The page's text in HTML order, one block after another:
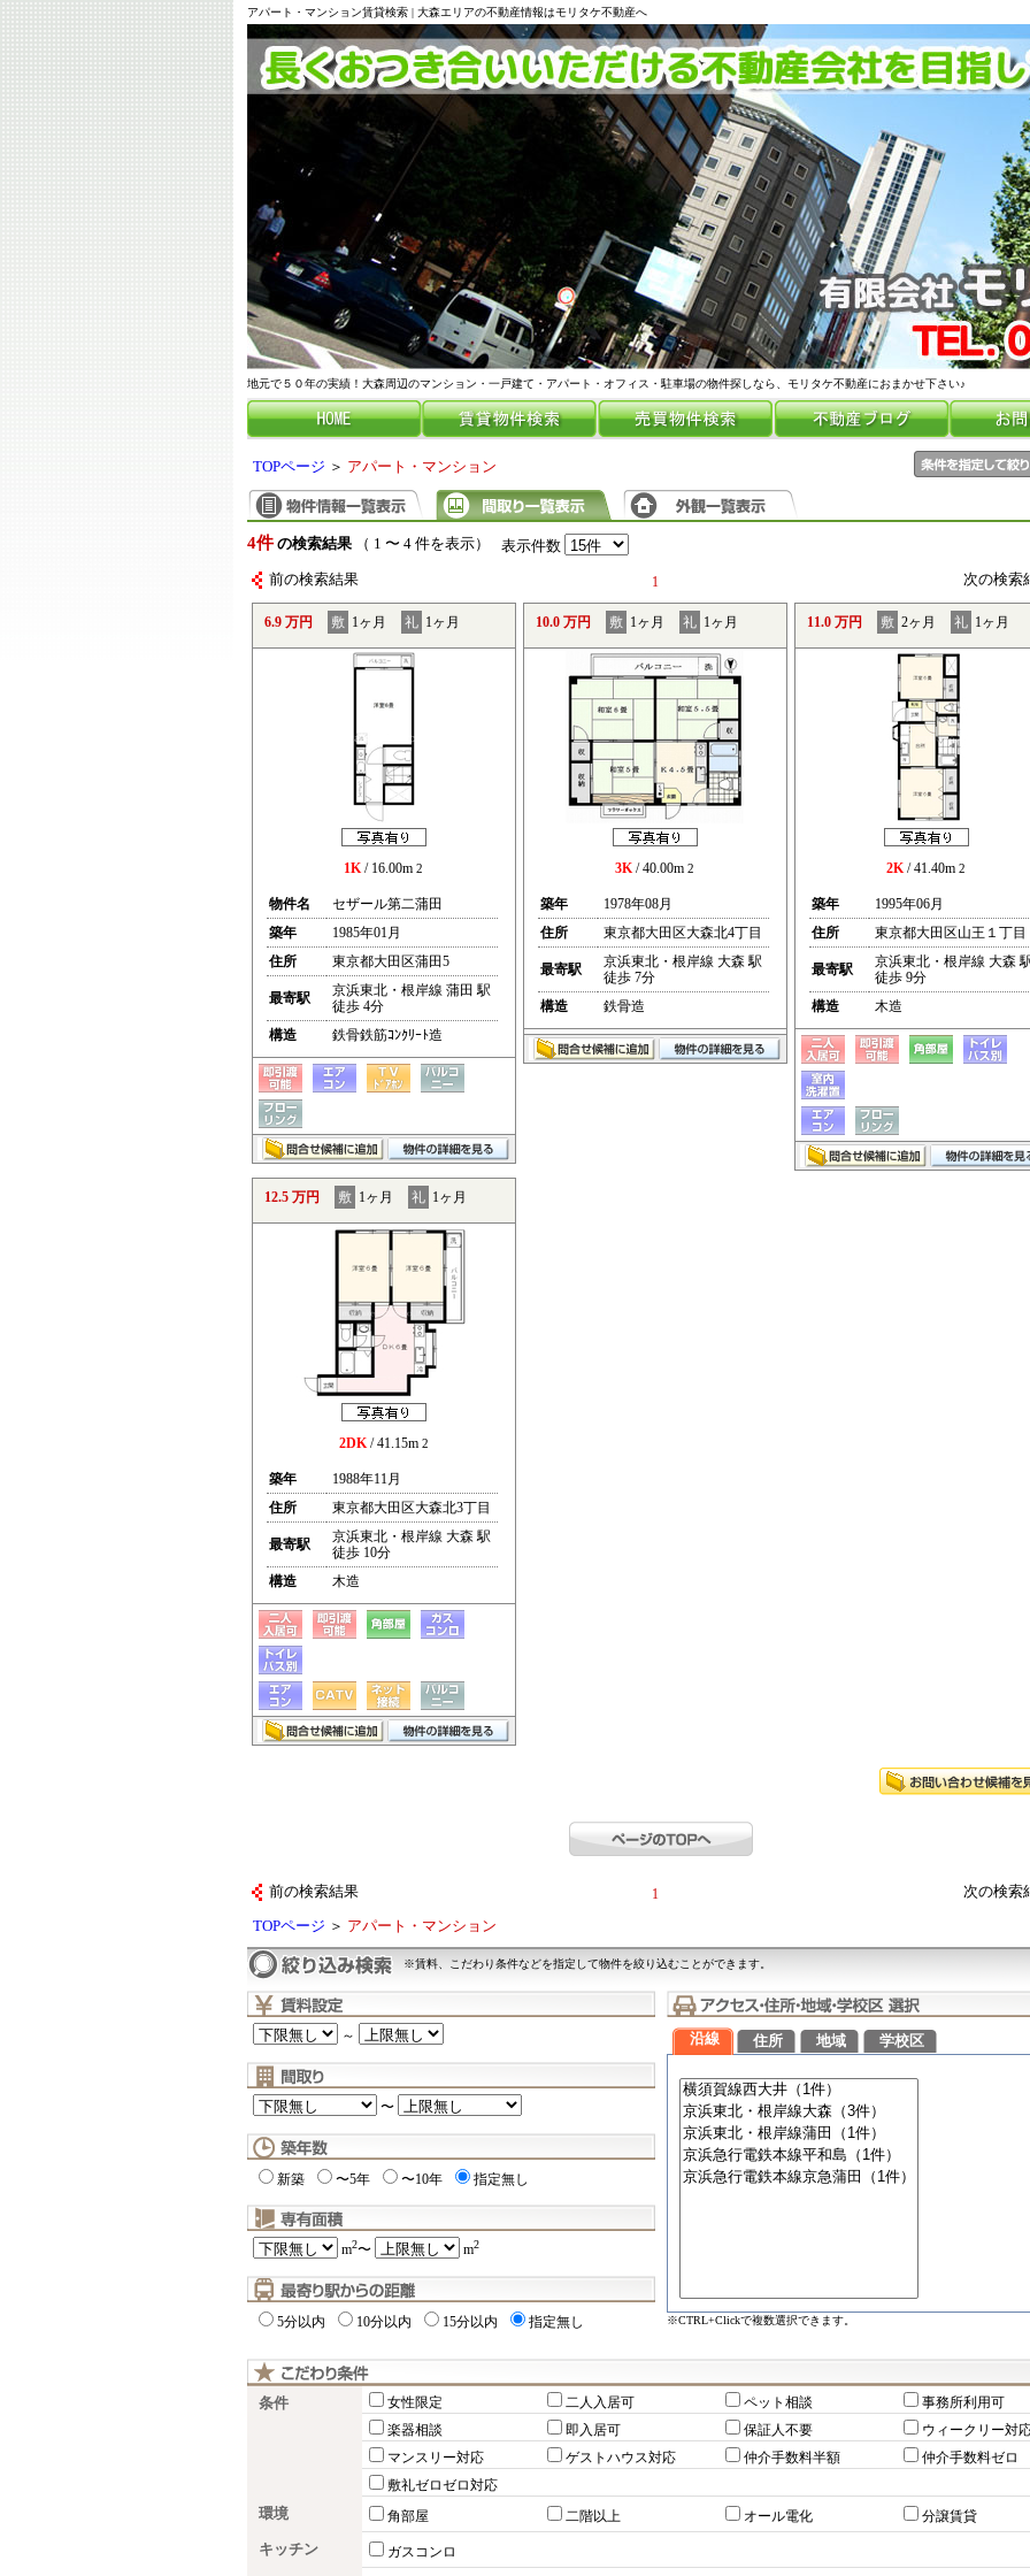
アパート・マンション賃貸検索 | 大森エリアの不動産情報はモリタケ不動産へ
地元で５０年の実績！大森周辺のマンション・一戸建て・アパート・オフィス・駐車場の物件探しなら、モリタケ不動産におまかせ下さい♪
TOPページ ＞ アパート・マンション
4件 の検索結果（ 1 〜 4 件を表示） 表示件数
前の検索結果 1 次の検
6.9 万円 敷 1ヶ月 礼 1ヶ月
1K/ 16.00m 2
物件名
セザール第二蒲田
築年
1985年01月
住所
東京都大田区蒲田5
最寄駅
京浜東北・根岸線 蒲田 駅
徒歩 4分
構造
鉄骨鉄筋ｺﾝｸﾘｰﾄ造
10.0 万円 敷 1ヶ月 礼 1ヶ月
3K/ 40.00m 2
築年
1978年08月
住所
東京都大田区大森北4丁目
最寄駅
京浜東北・根岸線 大森 駅
徒歩 7分
構造
鉄骨造
11.0 万円 敷 2ヶ月 礼 1ヶ月
2K/ 41.40m 2
築年
1995年06月
住所
東京都大田区山王１丁目
最寄駅
京浜東北・根岸線 大森
徒歩 9分
構造
木造
12.5 万円 敷 1ヶ月 礼 1ヶ月
2DK/ 41.15m 2
築年
1988年11月
住所
東京都大田区大森北3丁目
最寄駅
京浜東北・根岸線 大森 駅
徒歩 10分
構造
木造
前の検索結果 1 次の検
TOPページ ＞ アパート・マンション
※賃料、こだわり条件などを指定して物件を絞り込むことができます。
～
〜
新築 〜5年 〜10年 指定無し
m2〜 m2
5分以内 10分以内 15分以内 指定無し
沿線 住所 地域 学校区
※CTRL+Clickで複数選択できます。
条件 女性限定 二人入居可 ペット相談
事務所利用可
楽器相談
即入居可 保証人不要
ウィークリー対
マンスリー対応
ゲストハウス対応 仲介手数料半額
仲介手数料ゼロ
敷礼ゼロゼロ対応
環境 角部屋 二階以上 オール電化 分譲賃貸
キッチン ガスコンロ